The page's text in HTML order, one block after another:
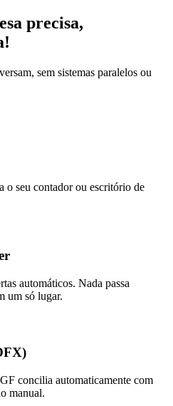
precisa,
sem sistemas paralelos ou
o seu contador ou escritório de
automáticos. Nada passa
um só lugar.
concilia automaticamente com
manual.